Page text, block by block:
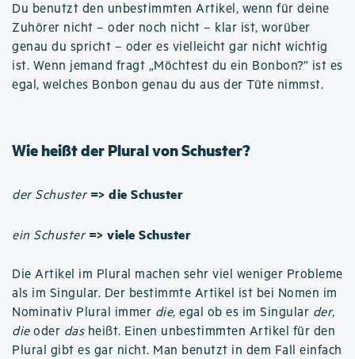
Du benutzt den unbestimmten Artikel, wenn für deine
Zuhörer nicht – oder noch nicht – klar ist, worüber
genau du spricht – oder es vielleicht gar nicht wichtig
ist. Wenn jemand fragt „Möchtest du ein Bonbon?” ist es
egal, welches Bonbon genau du aus der Tüte nimmst.
Wie heißt der Plural von Schuster?
der Schuster => die Schuster
ein Schuster => viele Schuster
Die Artikel im Plural machen sehr viel weniger Probleme
als im Singular. Der bestimmte Artikel ist bei Nomen im
Nominativ Plural immer die, egal ob es im Singular der,
dieoder dasheißt. Einen unbestimmten Artikel für den
Plural gibt es gar nicht. Man benutzt in dem Fall einfach